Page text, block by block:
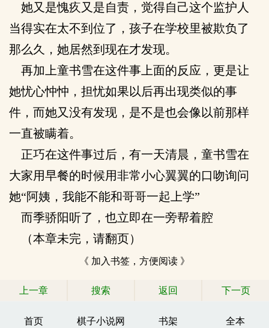
她又是愧疚又是自责，觉得自己这个监护人
当得实在太不到位了，孩子在学校里被欺负了
那么久，她居然到现在才发现。
再加上童书雪在这件事上面的反应，更是让
她忧心忡忡，担忧如果以后再出现类似的事
件，而她又没有发现，是不是也会像以前那样
一直被瞒着。
正巧在这件事过后，有一天清晨，童书雪在
大家用早餐的时候用非常小心翼翼的口吻询问
她“阿姨，我能不能和哥哥一起上学”
而季骄阳听了，也立即在一旁帮着腔
（本章未完，请翻页）
《 加入书签，方便阅读 》
上一章 搜索 返回 下一页
首页 棋子小说网 书架 全本